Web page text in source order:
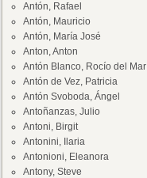
Antón, Rafael
Antón, Mauricio
Antón, María José
Anton, Anton
Antón Blanco, Rocío del Mar
Antón de Vez, Patricia
Antón Svoboda, Ángel
Antoñanzas, Julio
Antoni, Birgit
Antonini, Ilaria
Antonioni, Eleanora
Antony, Steve